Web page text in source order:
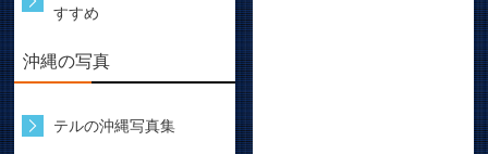
すすめ
沖縄の写真
テルの沖縄写真集